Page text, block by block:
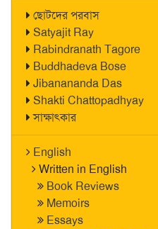
ছোটদের পরবাস
Satyajit Ray
Rabindranath Tagore
Buddhadeva Bose
Jibanananda Das
Shakti Chattopadhyay
সাক্ষাৎকার
English
Written in English
Book Reviews
Memoirs
Essays